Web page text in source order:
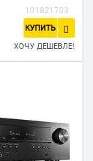
101821703
КУПИТЬ
ХОЧУ ДЕШЕВЛЕ!